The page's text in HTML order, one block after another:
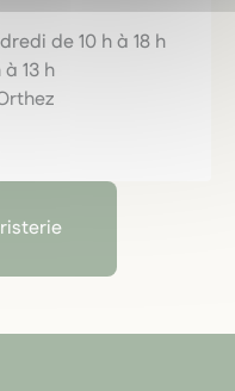
de 10 h à 18 h
13 h